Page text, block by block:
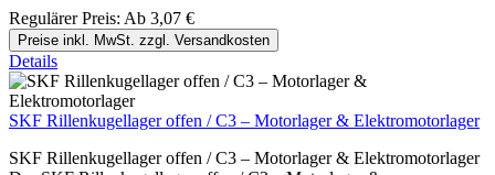
Regulärer Preis: Ab 3,07 €
Preise inkl. MwSt. zzgl. Versandkosten
Details
SKF Rillenkugellager offen / C3 – Motorlager & Elektromotorlager
SKF Rillenkugellager offen / C3 – Motorlager & Elektromotorlager